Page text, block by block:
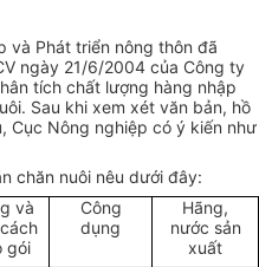
và Phát triển nông thôn đã
ngày 21/6/2004 của Công ty
tích chất lượng hàng nhập
Sau khi xem xét văn bản, hồ
Cục Nông nghiệp có ý kiến như
chăn nuôi nêu dưới đây:
và
gói
Công
dụng
Hãng,
nước sản
xuất